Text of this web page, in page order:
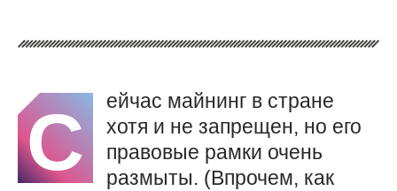
С
ейчас майнинг в стране
хотя и не запрещен, но его
правовые рамки очень
размыты. (Впрочем, как